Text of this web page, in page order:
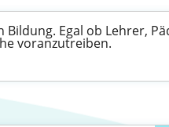
Egal ob Lehrer,
voranzutreiben.